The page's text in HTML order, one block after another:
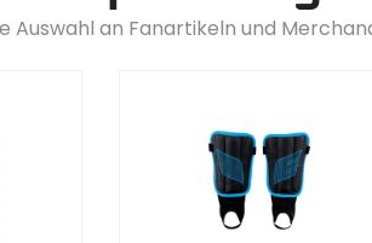
Auswahl an Fanartikeln und